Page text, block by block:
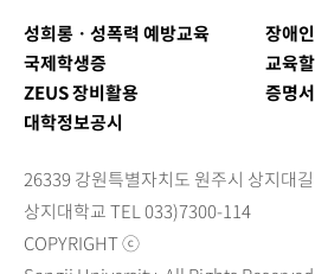
성희롱ㆍ성폭력 예방교육
장애
국제학생증
교육
ZEUS 장비활용
증명
대학정보공시
26339 강원특별자치도 원주시 상지대
상지대학교 TEL 033)7300-114
COPYRIGHT ⓒ